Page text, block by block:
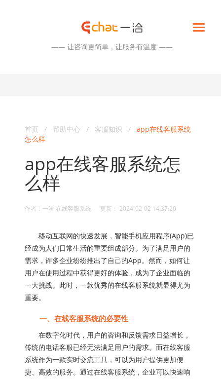
—— 让咨询更简单，让服务有温度 ——
首页 / 帮助中心 / 客服知识 / app在线客服系统
怎么样
app在线客服系统怎
么样
作者：一洽·在线客服系统 更新： 2024-02-02 14:37:20
移动互联网的快速发展，智能手机应用程序(App)已
经成为人们日常生活的重要组成部分。为了满足用户的
需求，许多企业纷纷推出了自己的App。然而，如何让
用户在使用过程中获得更好的体验，成为了企业面临的
一大挑战。此时，一款优秀的在线客服系统就显得尤为
重要。
一、在线客服系统的必要性
在数字化时代，用户的咨询和反馈需求日益增长，
传统的电话客服已经无法满足用户的需求。而在线客服
系统作为一款实时交流工具，可以为用户提供更加便
捷、高效的服务。通过在线客服系统，企业可以快速响